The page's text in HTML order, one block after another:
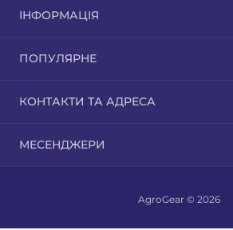
ІНФОРМАЦІЯ
Зворотній зв'язок
Карта сайту
Акції
ПОПУЛЯРНЕ
Мотоблоки
Трактори
КОНТАКТИ ТА АДРЕСА
МЕСЕНДЖЕРИ
AgroGear © 2026